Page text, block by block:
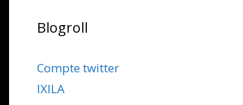
Blogroll
Compte twitter
IXILA